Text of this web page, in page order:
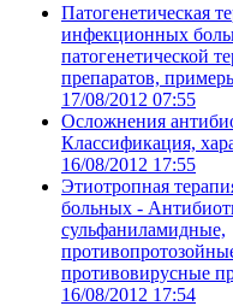
Патогенетическая
инфекционных
патогенетической
препаратов,
17/08/2012 07:55
Осложнения
Классификация,
16/08/2012 17:55
Этиотропная
больных -
сульфаниламидные,
противовирусные
16/08/2012 17:54